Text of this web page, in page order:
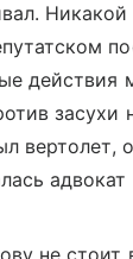
Никакой
действия
засухи
вертолет,
адвокат
не стоит